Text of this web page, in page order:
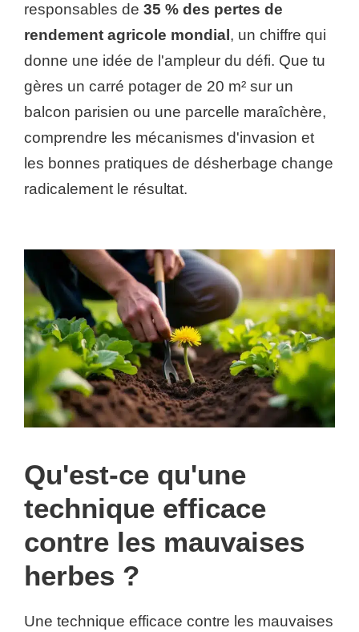
responsables de 35 % des pertes de
rendement agricole mondial , un chiffre qui
donne une idée de l'ampleur du défi. Que tu
gères un carré potager de 20 m² sur un
balcon parisien ou une parcelle maraîchère,
comprendre les mécanismes d'invasion et
les bonnes pratiques de désherbage change
radicalement le résultat.
Qu'est-ce qu'une
technique efficace
contre les mauvaises
herbes ?
Une technique efficace contre les mauvaises